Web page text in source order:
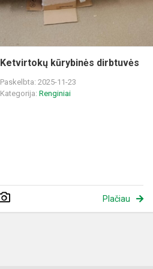
Ketvirtokų kūrybinės dirbtuvės
Paskelbta: 2025-11-23
Kategorija:Renginiai
Plačiau